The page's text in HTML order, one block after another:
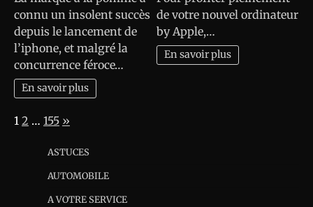
connu un insolent succès
depuis le lancement de
l’iphone, et malgré la
concurrence féroce…
En savoir plus
de votre nouvel ordinateur
by Apple,…
En savoir plus
Page:
1 2 … 155 Next
»
ASTUCES
AUTOMOBILE
A VOTRE SERVICE